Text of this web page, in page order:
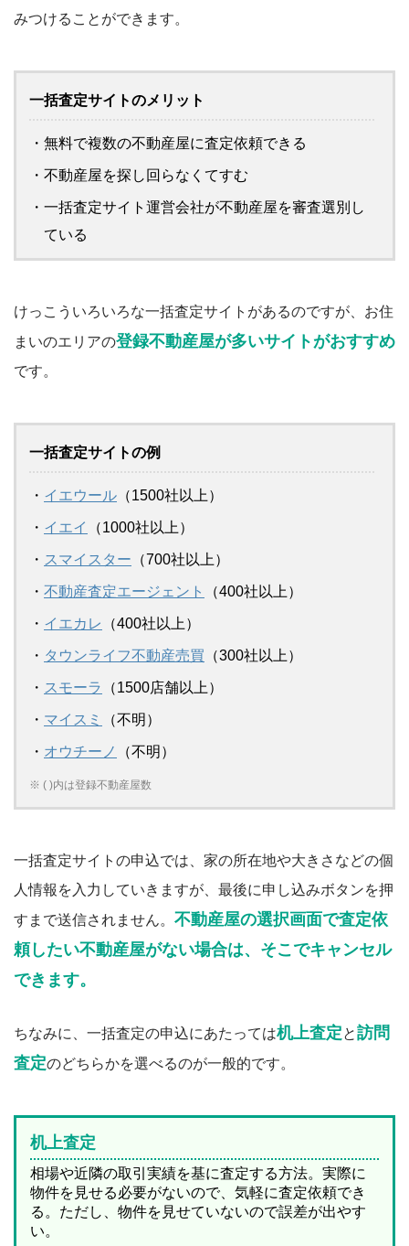
みつけることができます。
一括査定サイトのメリット
・無料で複数の不動産屋に査定依頼できる
・不動産屋を探し回らなくてすむ
・一括査定サイト運営会社が不動産屋を審査選別し
ている
けっこういろいろな一括査定サイトがあるのですが、お住
まいのエリアの登録不動産屋が多いサイトがおすすめ
です。
一括査定サイトの例
・ イエウール （1500社以上）
・ イエイ （1000社以上）
・ スマイスター （700社以上）
・ 不動産査定エージェント （400社以上）
・ イエカレ （400社以上）
・ タウンライフ不動産売買 （300社以上）
・ スモーラ （1500店舗以上）
・ マイスミ （不明）
・ オウチーノ （不明）
※ ( )内は登録不動産屋数
一括査定サイトの申込では、家の所在地や大きさなどの個
人情報を入力していきますが、最後に申し込みボタンを押
すまで送信されません。 不動産屋の選択画面で査定依
頼したい不動産屋がない場合は、そこでキャンセル
できます。
ちなみに、一括査定の申込にあたっては机上査定と訪問
査定のどちらかを選べるのが一般的です。
机上査定
相場や近隣の取引実績を基に査定する方法。実際に
物件を見せる必要がないので、気軽に査定依頼でき
る。ただし、物件を見せていないので誤差が出やす
い。